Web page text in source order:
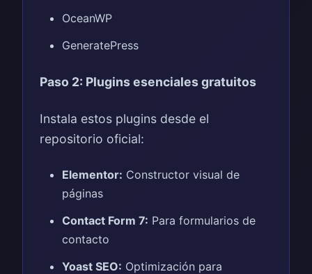
OceanWP
GeneratePress
Paso 2: Plugins esenciales gratuitos
Instala estos plugins desde el
repositorio oficial:
Elementor: Constructor visual de
páginas
Contact Form 7: Para formularios de
contacto
Yoast SEO: Optimización para